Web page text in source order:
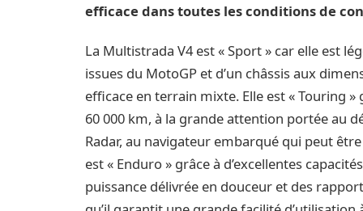
efficace dans toutes les conditions de
La Multistrada V4 est « Sport » car elle est
issues du MotoGP et d’un châssis aux
efficace en terrain mixte. Elle est « Touring
60 000 km, à la grande attention portée au
Radar, au navigateur embarqué qui peut
est « Enduro » grâce à d’excellentes
puissance délivrée en douceur et des